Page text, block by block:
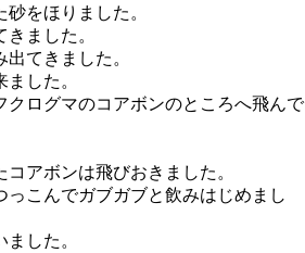
をほりました。
ました。
てきました。
した。
ログマのコアボンのところへ飛んで
アボンは飛びおきました。
こんでガブガブと飲みはじめまし
した。